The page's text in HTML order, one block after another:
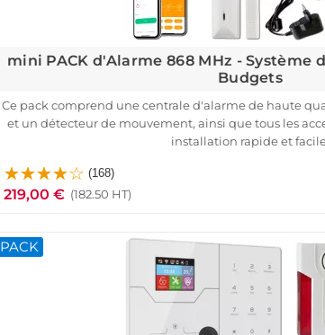
mini PACK d'Alarme 868 MHz - Système
Budgets
Ce pack comprend une centrale d'alarme de haute
et un détecteur de mouvement, ainsi que tous les
installation rapide et
pack garantit une communication sécurisée et
détecteurs envoient des signaux à la centrale en
couverture étendue pour une protection complète
compatibilité avec une centrale d'alarme connectée
sécurité à distance via une application
(168)
219,00 € (182.50 HT)
PACK